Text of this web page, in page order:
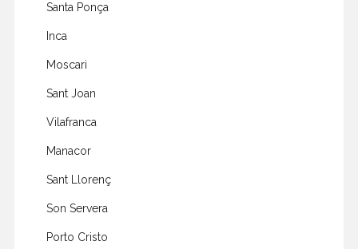
Santa Ponça
Inca
Moscari
Sant Joan
Vilafranca
Manacor
Sant Llorenç
Son Servera
Porto Cristo